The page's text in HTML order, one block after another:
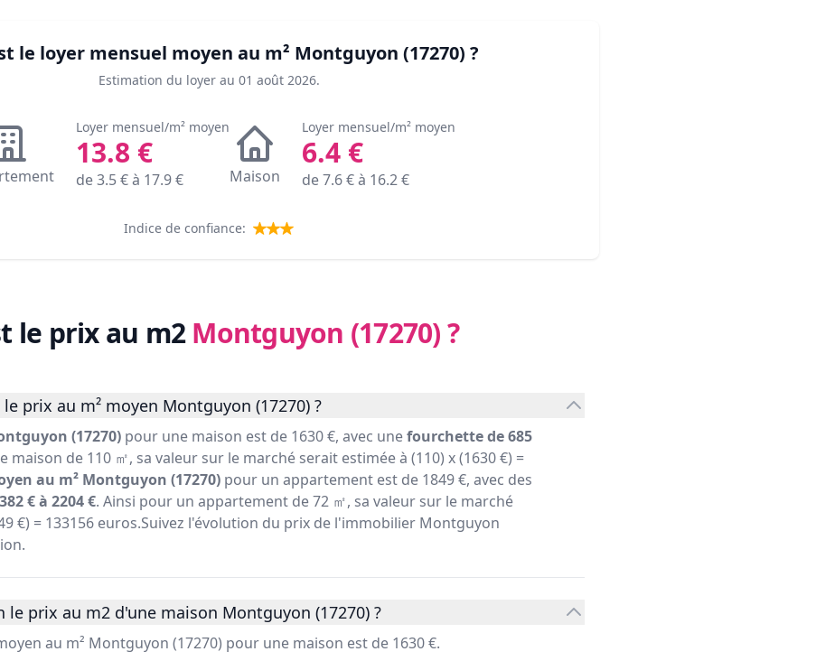
le loyer mensuel moyen au m² Montguyon (17270) ?
Estimation du loyer au 01 août 2026.
Loyer mensuel/m² moyen
13.8 €
de3.5€ à 17.9€ Maison
Loyer mensuel/m² moyen
6.4€
de7.6€ à 16.2€
Indice de confiance:
le prix au m2Montguyon (17270)?
prix au m² moyen Montguyon (17270) ?
(17270) pour une maison est de 1630 €, avec unefourchette de 685
maison de 110 ㎡, sa valeur sur le marché serait estimée à (110) x (1630 €) =
au m² Montguyon (17270) pour un appartement est de 1849 €, avec des
€ à 2204 €. Ainsi pour un appartement de 72 ㎡, sa valeur sur le marché
€) = 133156 euros.Suivez l'évolution du prix de l'immobilier Montguyon
le prix au m2 d'une maison Montguyon (17270) ?
au m² Montguyon (17270) pour une maison est de 1630 €.